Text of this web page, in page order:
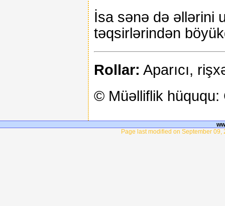
İsa sənə də əllərini
təqsirlərindən
Rollar: Aparıcı,
© Müəlliflik hüququ:
Page last modified on September 09,